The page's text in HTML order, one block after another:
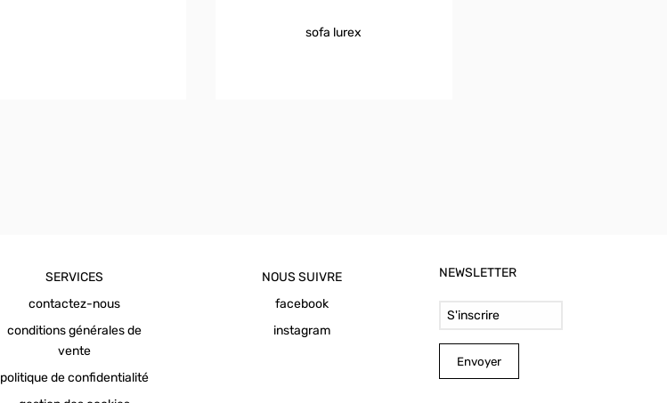
sofa lurex
SERVICES
contactez-nous
conditions générales de
vente
politique de confidentialité
NOUS SUIVRE
facebook
instagram
NEWSLETTER
Envoyer